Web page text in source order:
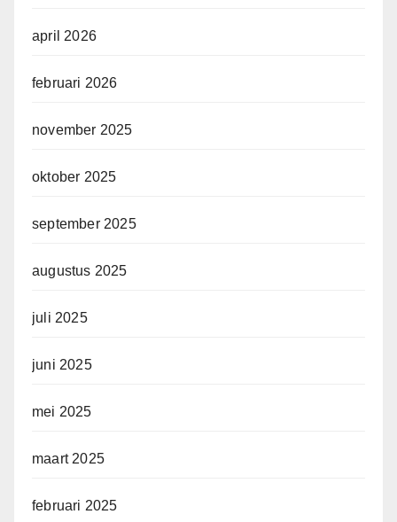
april 2026
februari 2026
november 2025
oktober 2025
september 2025
augustus 2025
juli 2025
juni 2025
mei 2025
maart 2025
februari 2025